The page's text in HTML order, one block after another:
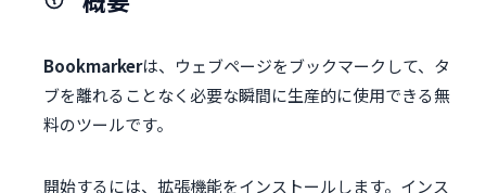
Bookmarkerは、ウェブページをブックマークして、タ
ブを離れることなく必要な瞬間に生産的に使用できる無
料のツールです。
開始するには、拡張機能をインストールします。インス